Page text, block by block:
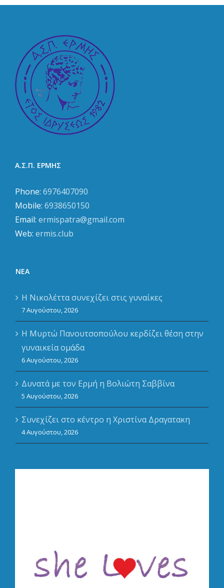
Α.Σ.Π. ΕΡΜΗΣ
Phone: 6976407090
Mobile: 6938650150
Email: ermispatra@gmail.com
Web: ermis.club
ΝΈΑ
Η Νικολέττα συνεχίζει στις γυναίκες
7 Αυγούστου, 2026
Η Μυρτώ Πανουτσοπούλου κερδίζει θέση στην
γυναικεία ομάδα
6 Αυγούστου, 2026
Δυνατά με τον Ερμή η Βολιώτη Σαββίνα
5 Αυγούστου, 2026
Συνεχίζει στο κέντρο η Χριστίνα Δραγατακη
4 Αυγούστου, 2026